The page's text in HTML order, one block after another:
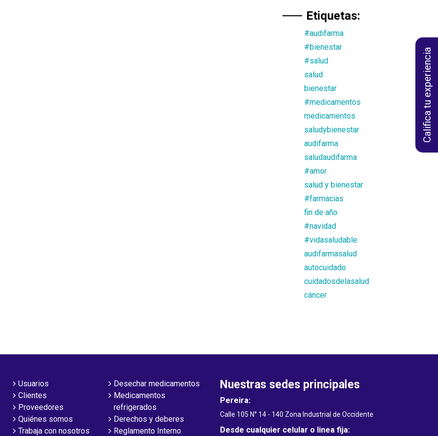
Etiquetas:
#audifarma
#bienestar
#salud
salud
bienestar
#medicamentos
medicamentos
saludybienestar
audifarma
saludaudifarma
#amor
salud y bienestar
#farmacias
fin de año
#navidad
#vidasaludable
audifarmasalud
autocuidado
cuidadosdelasalud
cáncer
Usuarios
Clientes
Proveedores
Quiénes somos
Trabaja con nosotros
Desechar medicamentos
Medicamentos
refrigerados
Derechos y deberes
Reglamento Interno
Nuestras sedes principales
Pereira:
Calle 105 N° 14 - 140 Zona Industrial de Occidente
Desde cualquier celular o linea fija:
Califica tu experiencia